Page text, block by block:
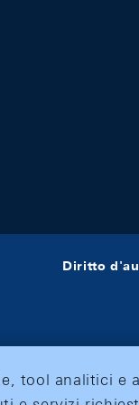
Diritto
tool analitici e